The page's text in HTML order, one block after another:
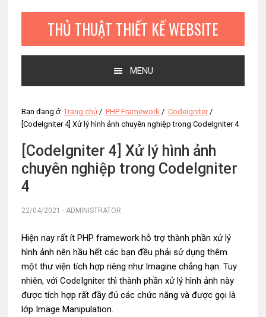
THỦ THUẬT THIẾT KẾ WEBSITE
MENU
Bạn đang ở: Trang chủ / PHP Framework / Codeigniter /
[CodeIgniter 4] Xử lý hình ảnh chuyên nghiệp trong CodeIgniter 4
[CodeIgniter 4] Xử lý hình ảnh
chuyên nghiệp trong CodeIgniter
4
22/04/2021 - ADMINISTRATOR
Hiện nay rất ít PHP framework hỗ trợ thành phần xử lý
hình ảnh nên hầu hết các bạn đều phải sử dụng thêm
một thư viện tích hợp riêng như Imagine chẳng hạn. Tuy
nhiên, với CodeIgniter thì thành phần xử lý hình ảnh này
được tích hợp rất đầy đủ các chức năng và được gọi là
lớp Image Manipulation.